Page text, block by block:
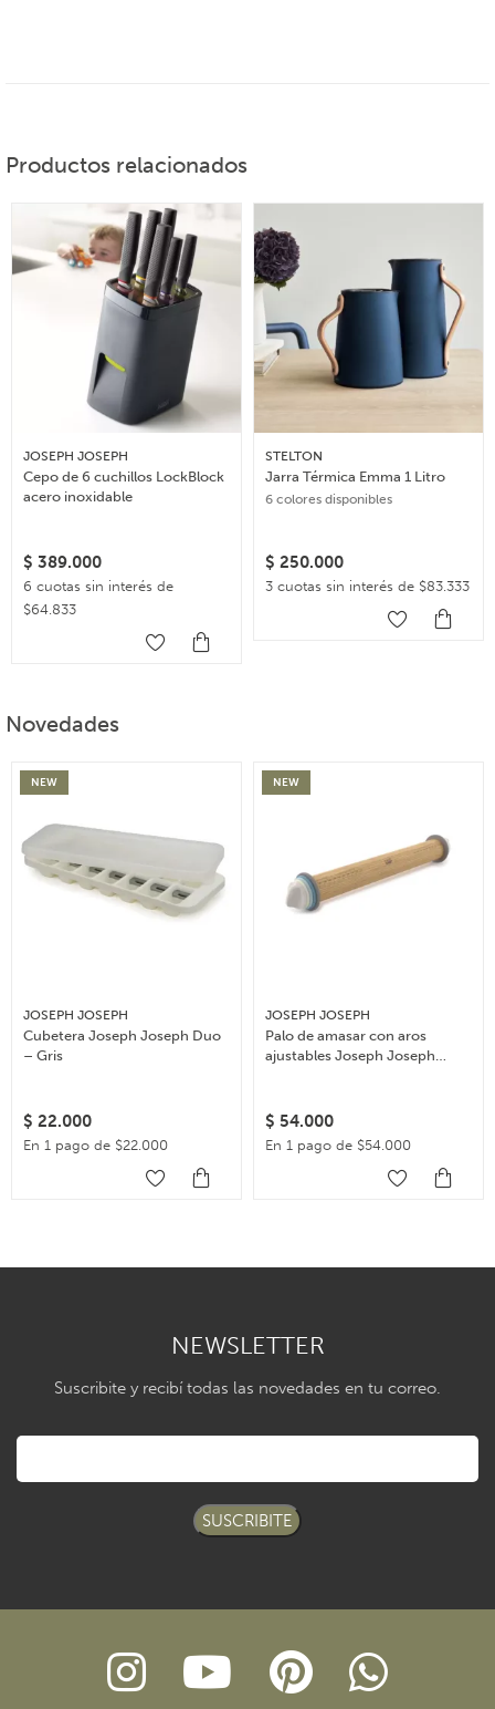
Productos relacionados
JOSEPH JOSEPH
Cepo de 6 cuchillos LockBlock
acero inoxidable
$ 389.000
6 cuotas sin interés de
$64.833
STELTON
Jarra Térmica Emma 1 Litro
6 colores disponibles
$ 250.000
3 cuotas sin interés de $83.333
Novedades
NEW
JOSEPH JOSEPH
Cubetera Joseph Joseph Duo
– Gris
$ 22.000
En 1 pago de $22.000
NEW
JOSEPH JOSEPH
Palo de amasar con aros
ajustables Joseph Joseph
$ 54.000
En 1 pago de $54.000
NEWSLETTER
Suscribite y recibí todas las novedades en tu correo.
SUSCRIBITE